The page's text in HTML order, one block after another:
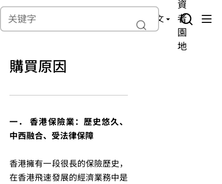
聯繫我們 中文
貨
產
理
險
資
者
園
地
購買原因
一． 香港保險業：歷史悠久、
中西融合、受法律保障
香港擁有一段很長的保險歷史，
在香港飛速發展的經濟業務中是